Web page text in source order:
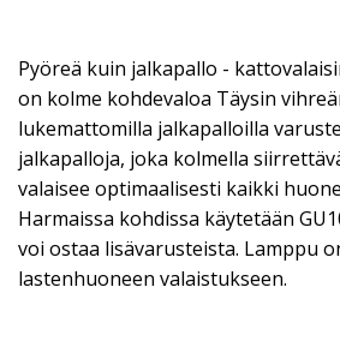
Pyöreä kuin jalkapallo -
on kolme kohdevaloa Täysin
lukemattomilla jalkapalloilla
jalkapalloja, joka kolmella
valaisee optimaalisesti kaikki
Harmaissa kohdissa käytetään
voi ostaa lisävarusteista. Lamppu
lastenhuoneen valaistukseen.